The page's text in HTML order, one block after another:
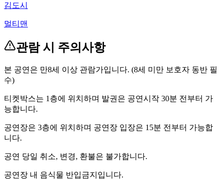
김도시
멀티맨
관람 시 주의사항
본 공연은 만8세 이상 관람가입니다. (8세 미만 보호자 동반 필
수)
티켓박스는 1층에 위치하며 발권은 공연시작 30분 전부터 가
능합니다.
공연장은 3층에 위치하며 공연장 입장은 15분 전부터 가능합
니다.
공연 당일 취소, 변경, 환불은 불가합니다.
공연장 내 음식물 반입금지입니다.